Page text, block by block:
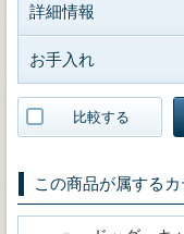
詳細情報
お手入れ
比較する
この商品が属するカ